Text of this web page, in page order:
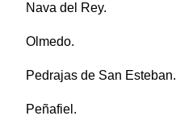
Nava del Rey.
Olmedo.
Pedrajas de San Esteban.
Peñafiel.